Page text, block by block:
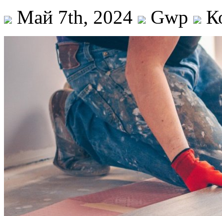
Май 7th, 2024 Gwp